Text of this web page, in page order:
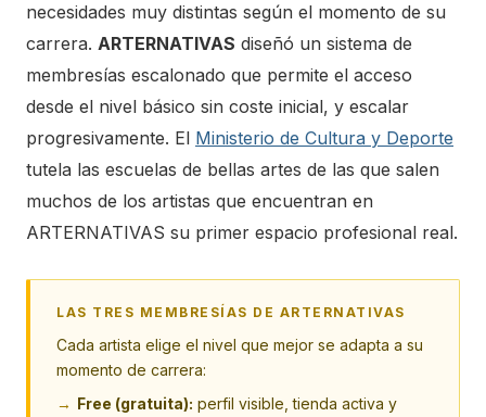
necesidades muy distintas según el momento de su
carrera. ARTERNATIVAS diseñó un sistema de
membresías escalonado que permite el acceso
desde el nivel básico sin coste inicial, y escalar
progresivamente. El Ministerio de Cultura y Deporte
tutela las escuelas de bellas artes de las que salen
muchos de los artistas que encuentran en
ARTERNATIVAS su primer espacio profesional real.
LAS TRES MEMBRESÍAS DE ARTERNATIVAS
Cada artista elige el nivel que mejor se adapta a su
momento de carrera:
Free (gratuita): perfil visible, tienda activa y